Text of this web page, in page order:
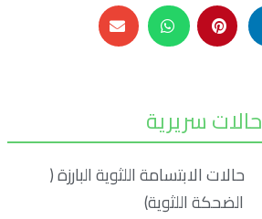
حالات سريرية
حالات الابتسامة اللثوية البارزة (
الضحكة اللثوية)